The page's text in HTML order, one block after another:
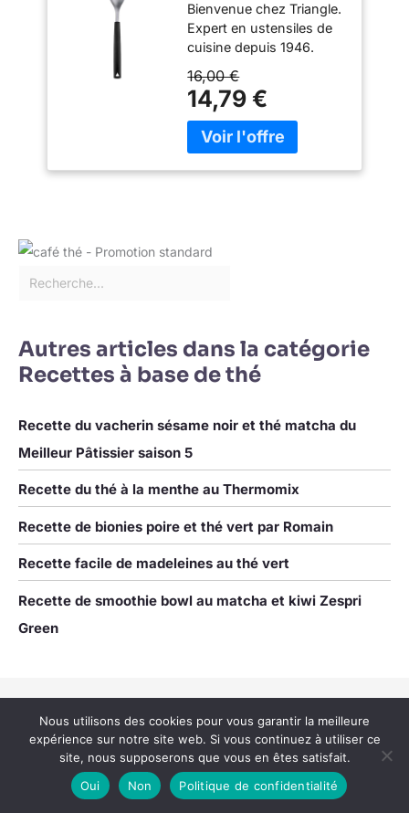
avec manche long
fabriqué à
Solingen/Germany
Cuillère à cames de
qualité
professionnelle
Bienvenue chez Triangle.
Expert en ustensiles de
cuisine depuis 1946.
Conçu pour les chefs
professionnels et les
particuliers passionnés
de cuisine.
16,00 €
14,79 €
Autres articles dans la catégorie
Recettes à base de thé
Recette du vacherin sésame noir et thé matcha du
Meilleur Pâtissier saison 5
Recette du thé à la menthe au Thermomix
Recette de bionies poire et thé vert par Romain
Recette facile de madeleines au thé vert
Recette de smoothie bowl au matcha et kiwi Zespri
Green
Copyright © 2026 La récolte des thés
A propos
Contact
Plan du site
Nous utilisons des cookies pour vous garantir la meilleure
expérience sur notre site web. Si vous continuez à utiliser ce
site, nous supposerons que vous en êtes satisfait.
Oui
Non Politique de confidentialité